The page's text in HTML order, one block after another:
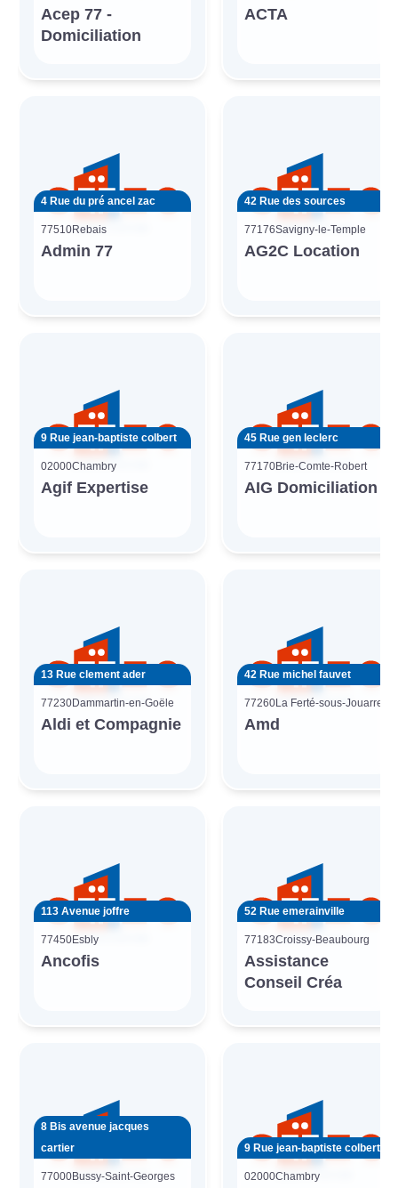
Acep 77 -
Domiciliation
ACTA
4 Rue du pré ancel zac
77510Rebais
Admin 77
42 Rue des sources
77176Savigny-le-Temple
AG2C Location
9 Rue jean-baptiste colbert
02000Chambry
Agif Expertise
45 Rue gen leclerc
77170Brie-Comte-Robert
AIG Domiciliation
13 Rue clement ader
77230Dammartin-en-Goële
Aldi et Compagnie
42 Rue michel fauvet
77260La Ferté-sous-Jouarre
Amd
113 Avenue joffre
77450Esbly
Ancofis
52 Rue emerainville
77183Croissy-Beaubourg
Assistance
Conseil Créa
8 Bis avenue jacques
cartier
77000Bussy-Saint-Georges
9 Rue jean-baptiste colbert
02000Chambry